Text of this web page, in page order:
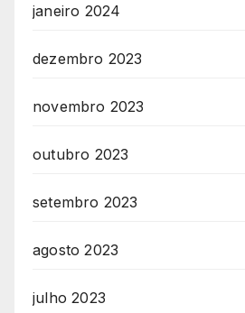
janeiro 2024
dezembro 2023
novembro 2023
outubro 2023
setembro 2023
agosto 2023
julho 2023